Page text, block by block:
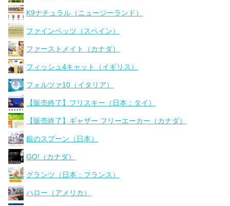
K9ナチュラル（ニュージーランド）
ファインペッツ（スペイン）
ファーストメイト（カナダ）
フィッシュ4キャット（イギリス）
フォルツァ10（イタリア）
【販売終了】フリスキー（日本：タイ）
【販売終了】ギャザー フリーエーカー（カナダ）
銀のスプーン（日本）
GO!（カナダ）
グランツ（日本：フランス）
ハロー（アメリカ）